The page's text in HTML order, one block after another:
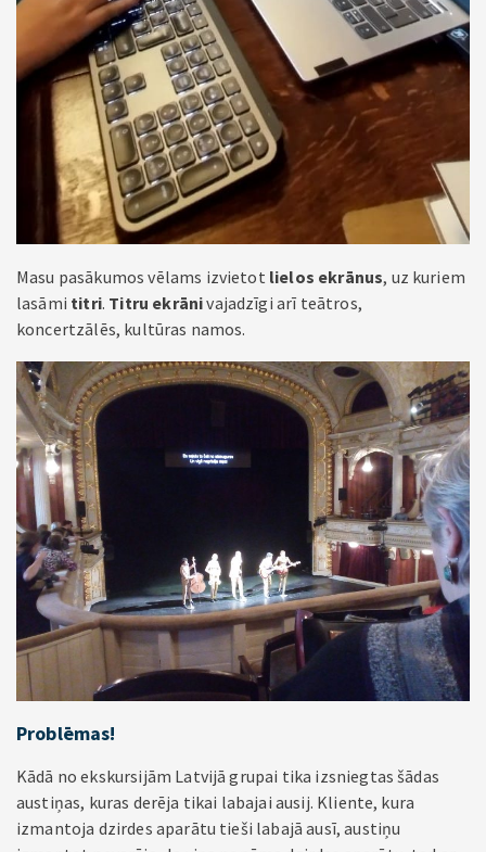
Masu pasākumos vēlams izvietot lielos ekrānus, uz kuriem
lasāmi titri. Titru ekrānivajadzīgi arī teātros,
koncertzālēs, kultūras namos.
Problēmas!
Kādā no ekskursijām Latvijā grupai tika izsniegtas šādas
austiņas, kuras derēja tikai labajai ausij. Kliente, kura
izmantoja dzirdes aparātu tieši labajā ausī, austiņu